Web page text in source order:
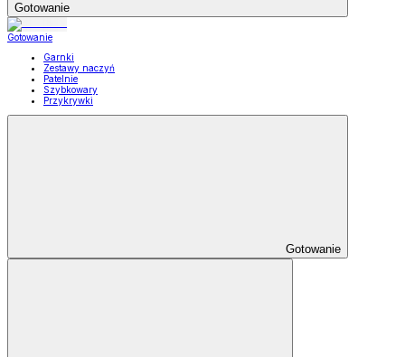
Gotowanie
Gotowanie
Garnki
Zestawy naczyń
Patelnie
Szybkowary
Przykrywki
Gotowanie